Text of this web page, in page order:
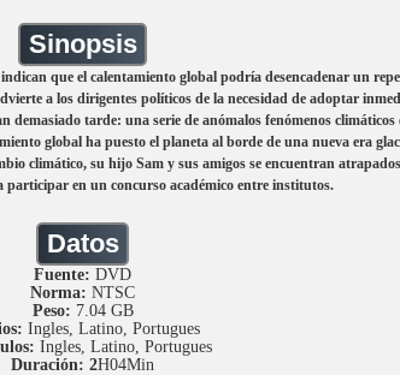
Sinopsis
que el calentamiento global podría desencadenar un
a los dirigentes políticos de la necesidad de adoptar
demasiado tarde: una serie de anómalos fenómenos climáticos
global ha puesto el planeta al borde de una nueva era
climático, su hijo Sam y sus amigos se encuentran
en un concurso académico entre institutos.
Datos
Fuente: DVD
Norma: NTSC
Peso: 7.04 GB
Ingles, Latino, Portugues
Ingles, Latino, Portugues
Duración: 2H04Min